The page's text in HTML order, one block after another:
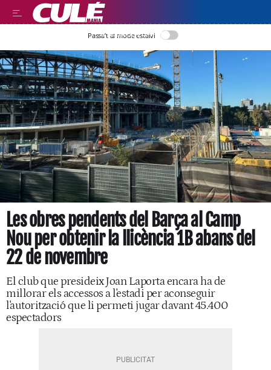
LLEGIR EN CATALÀ
Passa’t al mode estalvi
Les obres pendents del Barça al Camp
Nou per obtenir la llicència 1B abans del
22 de novembre
El club que presideix Joan Laporta encara ha de
millorar els accessos a l'estadi per aconseguir
l'autorització que li permeti jugar davant 45.400
espectadors